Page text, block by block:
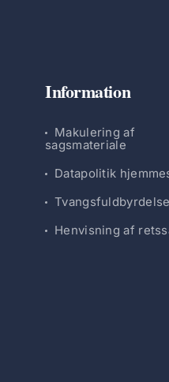
Information
Makulering af
sagsmateriale
Datapolitik
Tvangsfuldbyrdelse
Henvisning af